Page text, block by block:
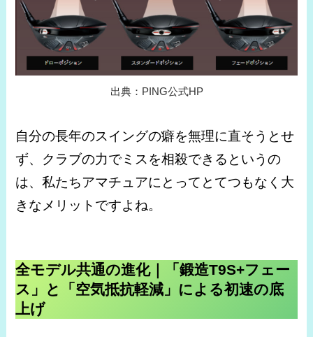
出典：PING公式HP
自分の長年のスイングの癖を無理に直そうとせ
ず、クラブの力でミスを相殺できるというの
は、私たちアマチュアにとってとてつもなく大
きなメリットですよね。
全モデル共通の進化｜「鍛造T9S+フェー
ス」と「空気抵抗軽減」による初速の底
上げ